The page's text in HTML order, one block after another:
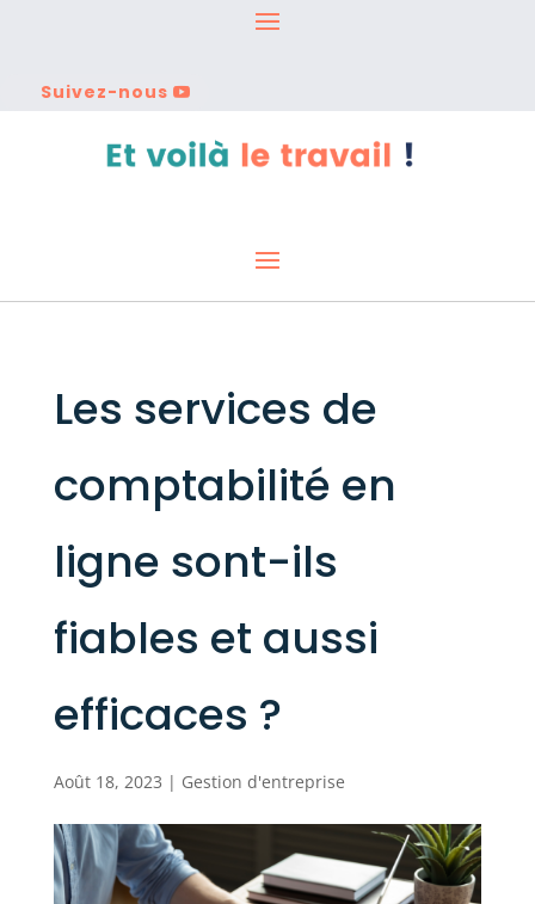
Suivez-nous
Les services de
comptabilité en
ligne sont-ils
fiables et aussi
efficaces ?
Août 18, 2023 | Gestion d'entreprise